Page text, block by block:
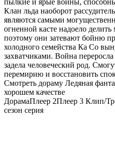
Клан льда наоборот
являются самыми
огненной касте надоело
поэтому они затевают бойню
холодного семейства Ка Со
захватчиками. Война
задела человеческий род.
перемирию и восстановить
Смотреть дораму Ледяная
хорошем качестве
ДорамаПлеер 2Плеер 3 Клип/
сезон серия